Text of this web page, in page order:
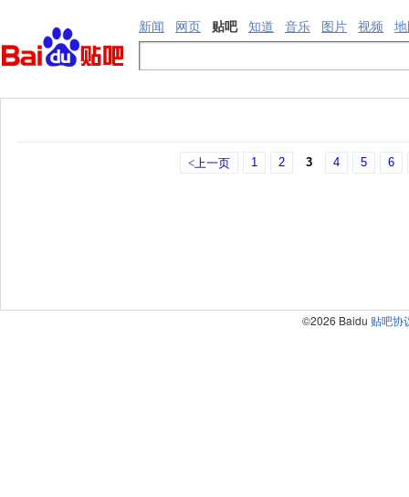
新闻 网页 贴吧 知道 音乐 图片 视频
<上一页 1 2 3 4 5 6
©2026 Baidu 贴吧协